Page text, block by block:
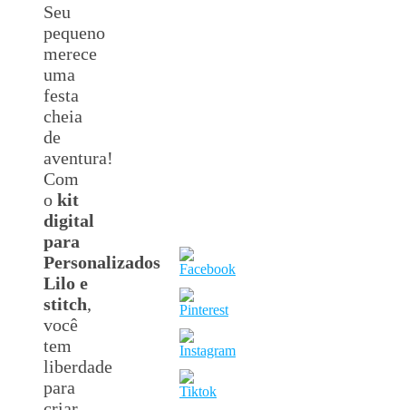
Seu
pequeno
merece
uma
festa
cheia
de
aventura!
Com
o kit
digital
para
Personalizados
Lilo e
stitch,
você
tem
liberdade
para